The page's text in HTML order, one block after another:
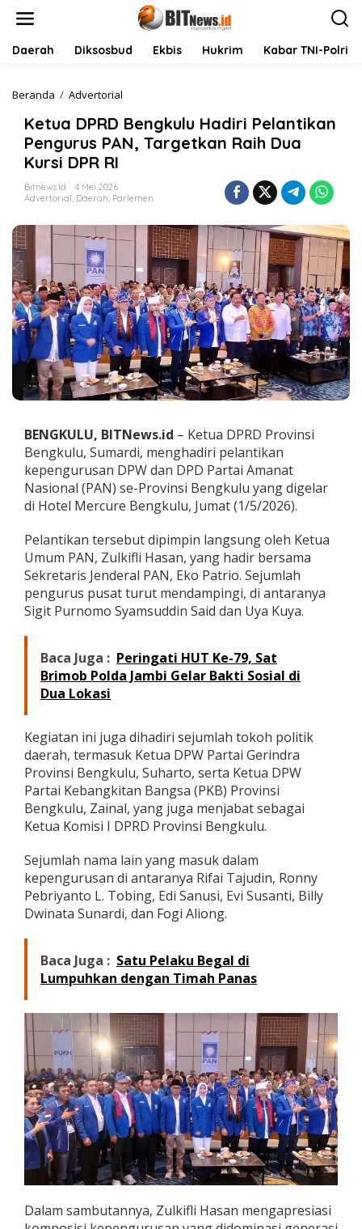
Daerah Diksosbud Ekbis Hukrim Kabar TNI-Polri
Beranda / Advertorial
t
u
a
R
B
e
g
k
u
l
u
H
a
d
i
r
P
e
l
a
n
t
k
a
n
P
e
g
u
s
,
T
a
r
g
e
t
n
R
a
i
h
u
a
K
r
s
i
D
P
R
R
I
Ketua DPRD Bengkulu Hadiri Pelantikan
Pengurus PAN, Targetkan Raih Dua
Kursi DPR RI
Bitnews.id
4 Mei 2026
Advertorial, Daerah, Parlemen
BENGKULU, BITNews.id – Ketua DPRD Provinsi
Bengkulu, Sumardi, menghadiri pelantikan
kepengurusan DPW dan DPD Partai Amanat
Nasional (PAN) se-Provinsi Bengkulu yang digelar
di Hotel Mercure Bengkulu, Jumat (1/5/2026).
Pelantikan tersebut dipimpin langsung oleh Ketua
Umum PAN, Zulkifli Hasan, yang hadir bersama
Sekretaris Jenderal PAN, Eko Patrio. Sejumlah
pengurus pusat turut mendampingi, di antaranya
Sigit Purnomo Syamsuddin Said dan Uya Kuya.
Baca Juga : Peringati HUT Ke-79, Sat
Brimob Polda Jambi Gelar Bakti Sosial di
Dua Lokasi
Kegiatan ini juga dihadiri sejumlah tokoh politik
daerah, termasuk Ketua DPW Partai Gerindra
Provinsi Bengkulu, Suharto, serta Ketua DPW
Partai Kebangkitan Bangsa (PKB) Provinsi
Bengkulu, Zainal, yang juga menjabat sebagai
Ketua Komisi I DPRD Provinsi Bengkulu.
Sejumlah nama lain yang masuk dalam
kepengurusan di antaranya Rifai Tajudin, Ronny
Pebriyanto L. Tobing, Edi Sanusi, Evi Susanti, Billy
Dwinata Sunardi, dan Fogi Aliong.
Baca Juga : Satu Pelaku Begal di
Lumpuhkan dengan Timah Panas
Dalam sambutannya, Zulkifli Hasan mengapresiasi